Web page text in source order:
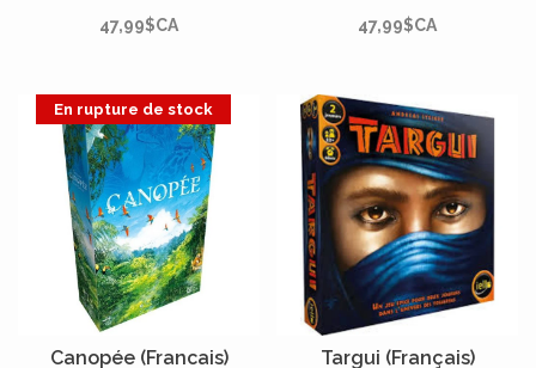
qu’un héros pourrait
audacieux pour le prendre?
47,99$CA
qu’un héros pourrait
audacieux pour le prendre?
47,99$CA
En rupture de stock
Canopée (Francais) Targui (Français)